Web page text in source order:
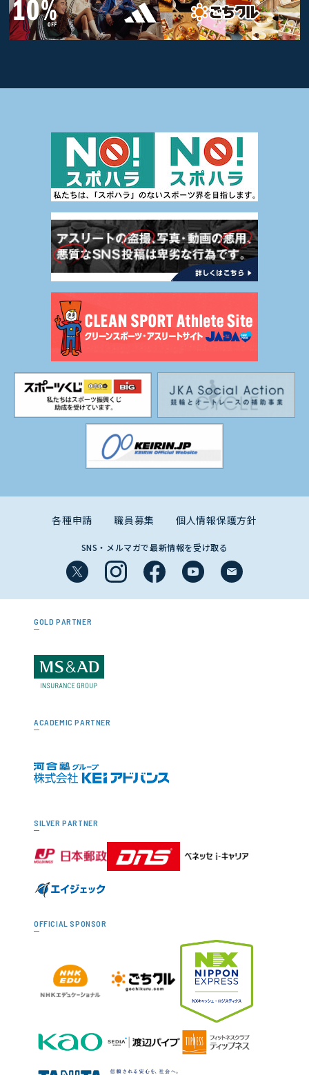
各種申請 職員募集 個人情報保護方針
SNS・メルマガで最新情報を受け取る
GOLD PARTNER
ACADEMIC PARTNER
SILVER PARTNER
OFFICIAL SPONSOR